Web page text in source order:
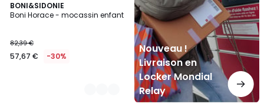
BONI&SIDONIE
Boni Horace - mocassin enfant
82,39 €
57,67 € -30%
2
Couleurs
Nouveau !
Livraison en
Locker Mondial
Relay